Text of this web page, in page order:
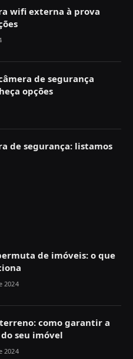
wifi externa à prova
de segurança
opções
de segurança: listamos
de imóveis: o que
2024
como garantir a
seu imóvel
2024